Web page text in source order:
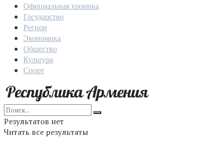
Официальная хроника
Государство
Регион
Экономика
Общество
Культура
Спорт
Результатов нет
Читать все результаты